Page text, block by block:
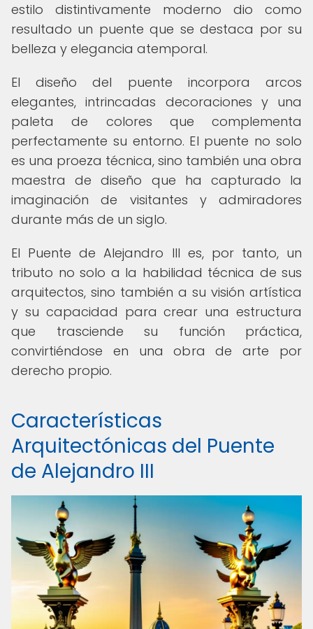
estilo distintivamente moderno dio como
resultado un puente que se destaca por su
belleza y elegancia atemporal.
El diseño del puente incorpora arcos
elegantes, intrincadas decoraciones y una
paleta de colores que complementa
perfectamente su entorno. El puente no solo
es una proeza técnica, sino también una obra
maestra de diseño que ha capturado la
imaginación de visitantes y admiradores
durante más de un siglo.
El Puente de Alejandro III es, por tanto, un
tributo no solo a la habilidad técnica de sus
arquitectos, sino también a su visión artística
y su capacidad para crear una estructura
que trasciende su función práctica,
convirtiéndose en una obra de arte por
derecho propio.
Características
Arquitectónicas del Puente
de Alejandro III